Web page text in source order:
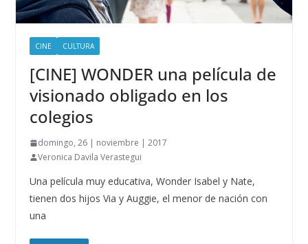
CINE CULTURA
[CINE] WONDER una película de
visionado obligado en los
colegios
domingo, 26 | noviembre | 2017
Veronica Davila Verastegui
Una película muy educativa, Wonder Isabel y Nate,
tienen dos hijos Via y Auggie, el menor de nación con
una